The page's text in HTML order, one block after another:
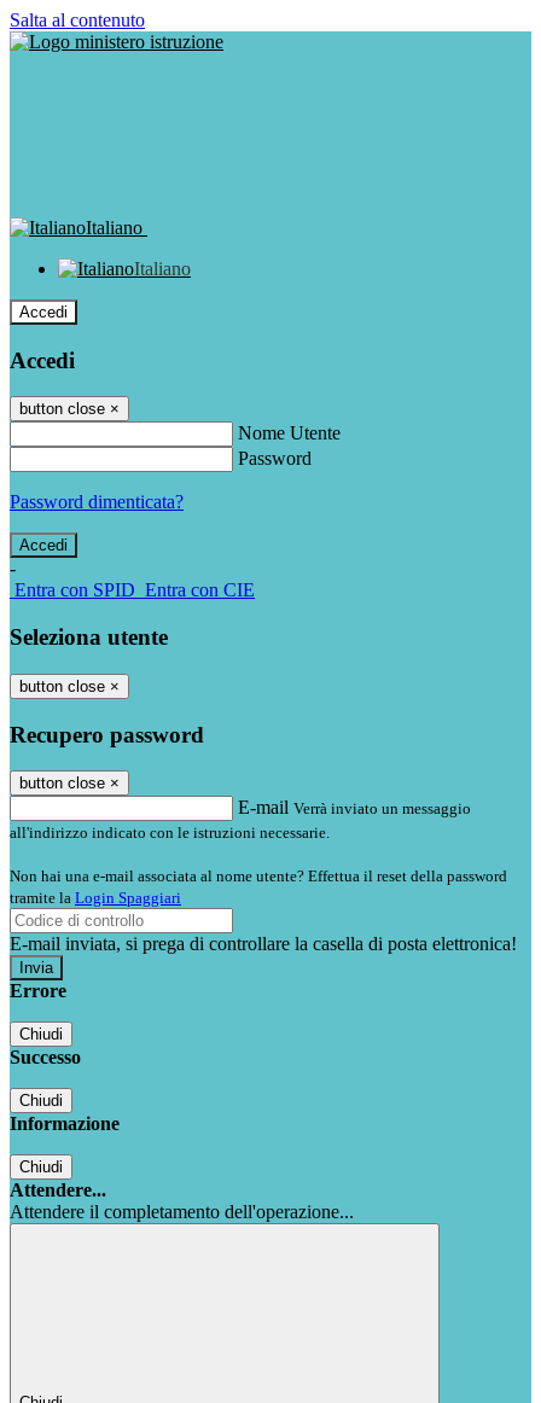
Salta al contenuto
Italiano
Italiano
Accedi
Accedi
button close ×
Nome Utente
Password
Password dimenticata?
-
Entra con SPID Entra con CIE
Seleziona utente
button close ×
Recupero password
button close ×
E-mail Verrà inviato un messaggio
all'indirizzo indicato con le istruzioni necessarie.
Non hai una e-mail associata al nome utente? Effettua il reset della password
tramite la Login Spaggiari
E-mail inviata, si prega di controllare la casella di posta elettronica!
Errore
Chiudi
Successo
Chiudi
Informazione
Chiudi
Attendere...
Attendere il completamento dell'operazione...